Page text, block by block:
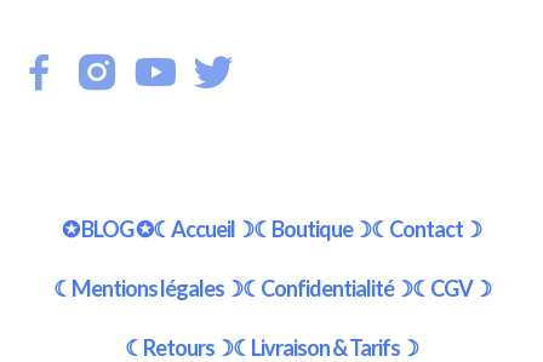
✪ BLOG ✪☾Accueil☽☾Boutique☽☾Contact☽
☾Mentions légales☽☾Confidentialité☽☾CGV☽
☾Retours☽☾Livraison & Tarifs☽